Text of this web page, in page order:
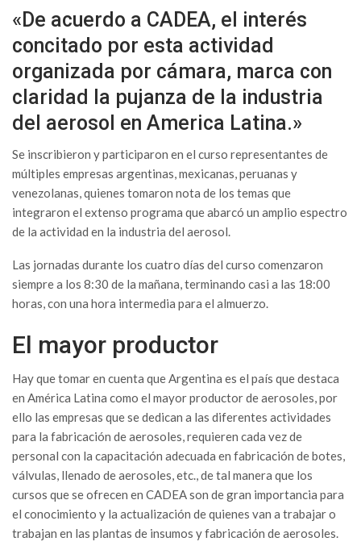
«De acuerdo a CADEA, el interés
concitado por esta actividad
organizada por cámara, marca con
claridad la pujanza de la industria
del aerosol en America Latina.»
Se inscribieron y participaron en el curso representantes de
múltiples empresas argentinas, mexicanas, peruanas y
venezolanas, quienes tomaron nota de los temas que
integraron el extenso programa que abarcó un amplio espectro
de la actividad en la industria del aerosol.
Las jornadas durante los cuatro días del curso comenzaron
siempre a los 8:30 de la mañana, terminando casi a las 18:00
horas, con una hora intermedia para el almuerzo.
El mayor productor
Hay que tomar en cuenta que Argentina es el país que destaca
en América Latina como el mayor productor de aerosoles, por
ello las empresas que se dedican a las diferentes actividades
para la fabricación de aerosoles, requieren cada vez de
personal con la capacitación adecuada en fabricación de botes,
válvulas, llenado de aerosoles, etc., de tal manera que los
cursos que se ofrecen en CADEA son de gran importancia para
el conocimiento y la actualización de quienes van a trabajar o
trabajan en las plantas de insumos y fabricación de aerosoles.